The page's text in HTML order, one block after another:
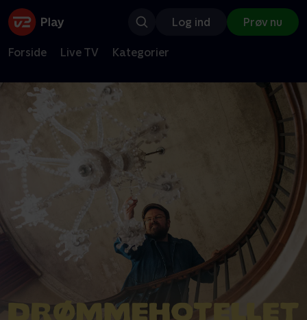
Log ind Prøv nu
Forside Live TV Kategorier